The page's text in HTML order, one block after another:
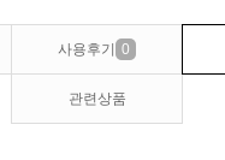
사용후기 0
관련상품